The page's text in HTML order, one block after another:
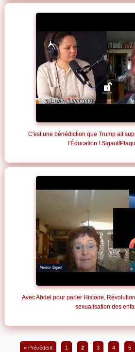
C'est une bénédiction que Trump ait
l'Éducation ! Sigaut/
Avec Abdel pour parler Histoire,
sexualisation des
« Précédent 1 2 3 4 5